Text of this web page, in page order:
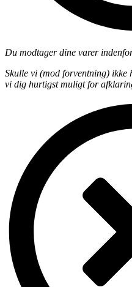
Du modtager dine varer
Skulle vi (mod forventning) ikke
vi dig hurtigst muligt for